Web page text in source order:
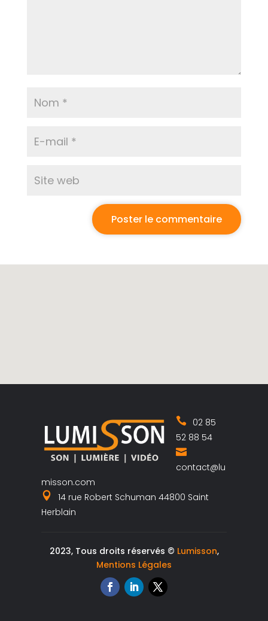
02 85
52 88 54
contact@lu
misson.com
14 rue Robert Schuman 44800 Saint
Herblain
2023, Tous droits réservés © Lumisson,
Mentions Légales